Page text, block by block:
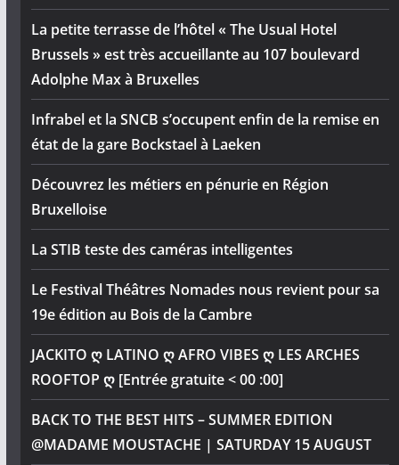
La petite terrasse de l’hôtel « The Usual Hotel
Brussels » est très accueillante au 107 boulevard
Adolphe Max à Bruxelles
Infrabel et la SNCB s’occupent enfin de la remise en
état de la gare Bockstael à Laeken
Découvrez les métiers en pénurie en Région
Bruxelloise
La STIB teste des caméras intelligentes
Le Festival Théâtres Nomades nous revient pour sa
19e édition au Bois de la Cambre
JACKITO ღ LATINO ღ AFRO VIBES ღ LES ARCHES
ROOFTOP ღ [Entrée gratuite < 00 :00]
BACK TO THE BEST HITS – SUMMER EDITION
@MADAME MOUSTACHE | SATURDAY 15 AUGUST